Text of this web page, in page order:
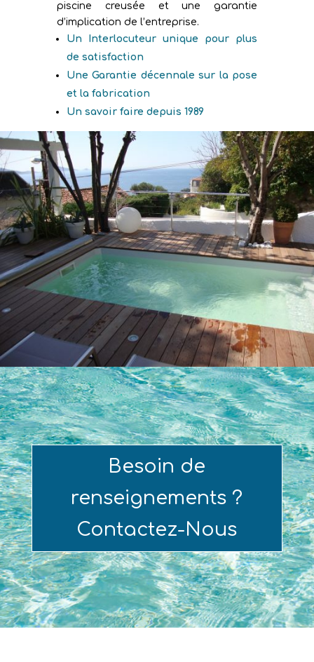
piscine creusée et une garantie
d’implication de l’entreprise.
Un Interlocuteur unique pour plus
de satisfaction
Une Garantie décennale sur la pose
et la fabrication
Un savoir faire depuis 1989
Besoin de
renseignements ?
Contactez-Nous